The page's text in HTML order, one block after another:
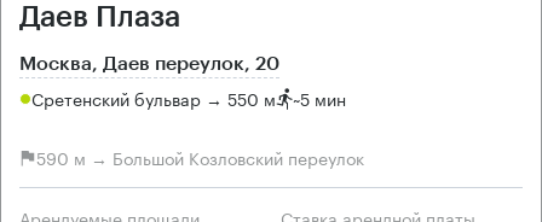
Даев Плаза
Москва, Даев переулок, 20
Сретенский бульвар → 550 м ~5 мин
590 м → Большой Козловский переулок